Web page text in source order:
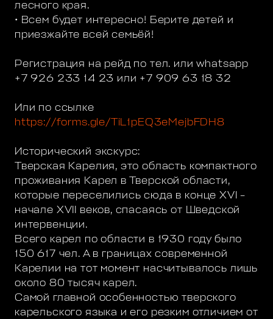
лесного края.
• Всем будет интересно! Берите детей и
приезжайте всей семьёй!
Регистрация на рейд по тел. или whatsapp
+7 926 233 14 23 или +7 909 63 18 32
Или по ссылке
https://forms.gle/TiL1pEQ3eMejbFDH8
Исторический экскурс:
Тверская Карелия, это область компактного
проживания Карел в Тверской области,
которые переселились сюда в конце XVI –
начале XVII веков, спасаясь от Шведской
интервенции.
Всего карел по области в 1930 году было
150 617 чел. А в границах современной
Карелии на тот момент насчитывалось лишь
около 80 тысяч карел.
Самой главной особенностью тверского
карельского языка и его резким отличием от